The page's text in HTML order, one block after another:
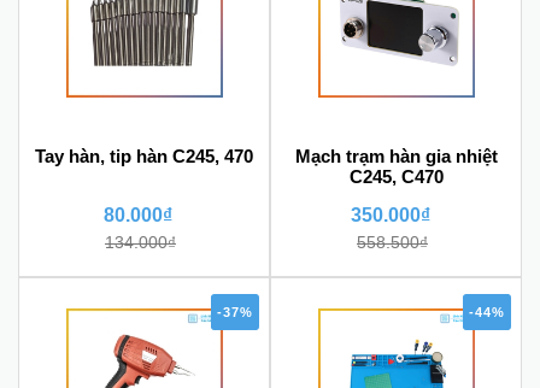
Tay hàn, tip hàn C245, 470
80.000₫
134.000₫
Mạch trạm hàn gia nhiệt
C245, C470
350.000₫
558.500₫
-37% -44%